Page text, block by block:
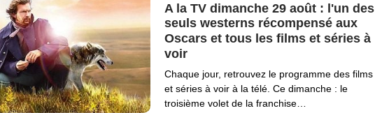
A la TV dimanche 29 août : l'un des
seuls westerns récompensé aux
Oscars et tous les films et séries à
voir
Chaque jour, retrouvez le programme des films
et séries à voir à la télé. Ce dimanche : le
troisième volet de la franchise…